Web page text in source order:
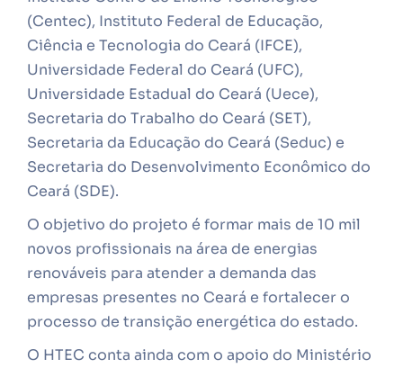
(Centec), Instituto Federal de Educação,
Ciência e Tecnologia do Ceará (IFCE),
Universidade Federal do Ceará (UFC),
Universidade Estadual do Ceará (Uece),
Secretaria do Trabalho do Ceará (SET),
Secretaria da Educação do Ceará (Seduc) e
Secretaria do Desenvolvimento Econômico do
Ceará (SDE).
O objetivo do projeto é formar mais de 10 mil
novos profissionais na área de energias
renováveis para atender a demanda das
empresas presentes no Ceará e fortalecer o
processo de transição energética do estado.
O HTEC conta ainda com o apoio do Ministério